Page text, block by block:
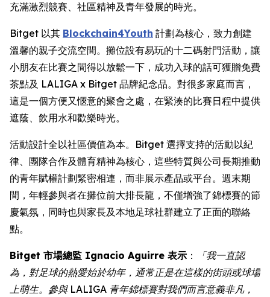
充滿激烈競賽、社區精神及青年發展的時光。
Bitget 以其 Blockchain4Youth 計劃為核心，致力創建
溫馨的親子交流空間。攤位設有易玩的十二碼射門活動，讓
小朋友在比賽之間得以放鬆一下，成功入球的話可獲贈免費
茶點及 LALIGA x Bitget 品牌紀念品。對很多家庭而言，
這是一個方便又愜意的聚會之處，在緊湊的比賽日程中提供
遮蔭、飲用水和歡樂時光。
活動設計全以社區價值為本。Bitget 選擇支持的活動以紀
律、團隊合作及體育精神為核心，這些特質與公司長期推動
的青年賦權計劃緊密相連，而非展示產品或平台。週末期
間，年輕參與者在攤位前大排長龍，不僅增強了錦標賽的節
慶氣氛，同時也與家長及本地足球社群建立了正面的聯絡
點。
Bitget 市場總監 Ignacio Aguirre 表示 ：
「我一直認
為，對足球的熱愛始於幼年，通常正是在這樣的街頭或球場
上萌生。參與 LALIGA 青年錦標賽對我們而言意義非凡，